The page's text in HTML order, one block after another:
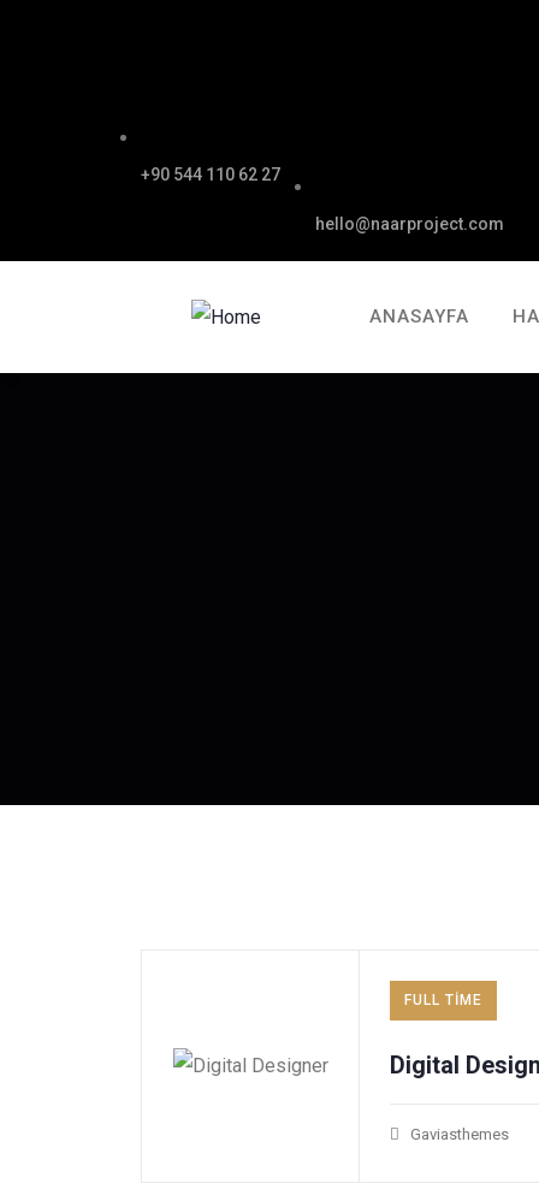
+90 544 110 62 27
hello@naarproject.com
ANASAYFA
FULL TIME
Digital
Gaviasthemes